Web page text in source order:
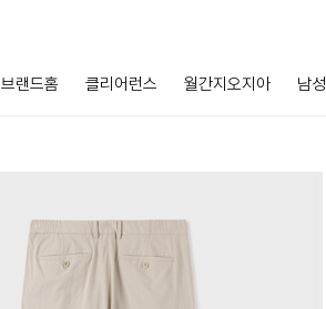
브랜드홈 클리어런스 월간지오지아 남성